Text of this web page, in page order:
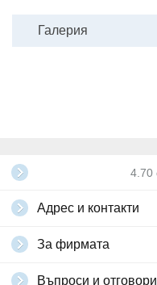
Галерия
4.70
Адрес и контакти
За фирмата
Въпроси и отговори